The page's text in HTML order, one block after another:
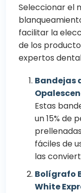
Seleccionar el
facilitar la
de los
expertos
Bandejas
Estas
un 15% de
fáciles de
las
Bolígrafo
White